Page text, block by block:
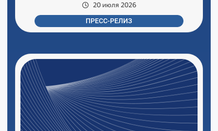
20 июля 2026
ПРЕСС-РЕЛИЗ